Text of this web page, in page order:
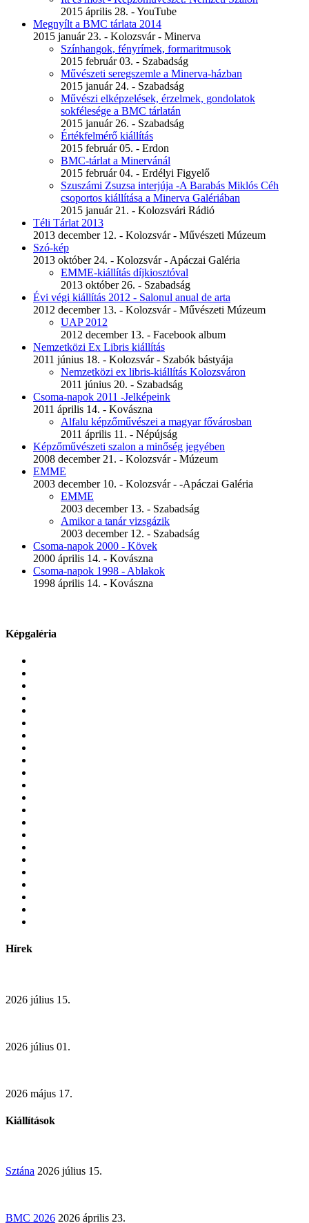
2015 április 28. - YouTube
Megnyílt a BMC tárlata 2014
2015 január 23. - Kolozsvár - Minerva
Színhangok, fényrímek, formaritmusok
2015 február 03. - Szabadság
Művészeti seregszemle a Minerva-házban
2015 január 24. - Szabadság
Művészi elképzelések, érzelmek, gondolatok
sokfélesége a BMC tárlatán
2015 január 26. - Szabadság
Értékfelmérő kiállítás
2015 február 05. - Erdon
BMC-tárlat a Minervánál
2015 február 04. - Erdélyi Figyelő
Szuszámi Zsuzsa interjúja -A Barabás Miklós Céh
csoportos kiállítása a Minerva Galériában
2015 január 21. - Kolozsvári Rádió
Téli Tárlat 2013
2013 december 12. - Kolozsvár - Művészeti Múzeum
Szó-kép
2013 október 24. - Kolozsvár - Apáczai Galéria
EMME-kiállítás díjkiosztóval
2013 október 26. - Szabadság
Évi végi kiállítás 2012 - Salonul anual de arta
2012 december 13. - Kolozsvár - Művészeti Múzeum
UAP 2012
2012 december 13. - Facebook album
Nemzetközi Ex Libris kiállítás
2011 június 18. - Kolozsvár - Szabók bástyája
Nemzetközi ex libris-kiállítás Kolozsváron
2011 június 20. - Szabadság
Csoma-napok 2011 -Jelképeink
2011 április 14. - Kovászna
Alfalu képzőművészei a magyar fővárosban
2011 április 11. - Népújság
Képzőművészeti szalon a minőség jegyében
2008 december 21. - Kolozsvár - Múzeum
EMME
2003 december 10. - Kolozsvár - -Apáczai Galéria
EMME
2003 december 13. - Szabadság
Amikor a tanár vizsgázik
2003 december 12. - Szabadság
Csoma-napok 2000 - Kövek
2000 április 14. - Kovászna
Csoma-napok 1998 - Ablakok
1998 április 14. - Kovászna
Képgaléria
Hírek
2026 július 15.
2026 július 01.
2026 május 17.
Kiállítások
Sztána 2026 július 15.
BMC 2026 2026 április 23.